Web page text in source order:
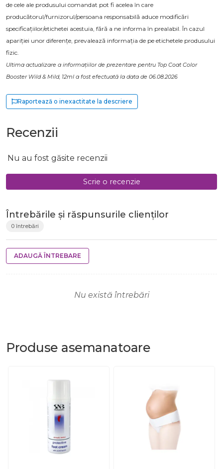
de cele ale produsului comandat pot fi acelea în care
producătorul/furnizorul/persoana responsabilă aduce modificări
specificațiilor/etichetei acestuia, fără a ne informa în prealabil. În cazul
apariției unor diferențe, prevalează informația de pe etichetele produsului
fizic.
Ultima actualizare a informațiilor de prezentare pentru Top Coat Color
Booster Wild & Mild, 12ml a fost efectuată la data de 06.08.2026
Raportează o inexactitate la descriere
Recenzii
Nu au fost găsite recenzii
Scrie o recenzie
Întrebările și răspunsurile clienților
0 întrebări
ADAUGĂ ÎNTREBARE
Nu există întrebări
Produse asemanatoare